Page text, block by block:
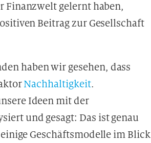
Finanzwelt gelernt haben,
Beitrag zur Gesellschaft
haben wir gesehen, dass
Nachhaltigkeit.
Ideen mit der
und gesagt: Das ist genau
Geschäftsmodelle im Blick